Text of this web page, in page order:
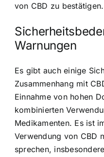
von CBD zu bestätigen.
Warnungen
Es gibt auch einige
Zusammenhang mit
Einnahme von hohen
kombinierten
Medikamenten. Es ist
Verwendung von CBD
sprechen,